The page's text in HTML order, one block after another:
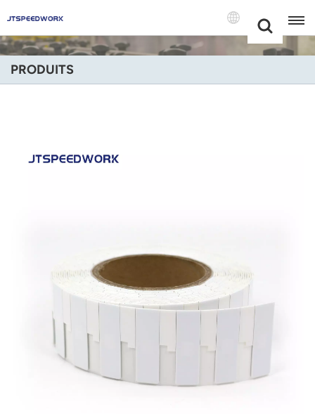
+86 -18681515767
English
Português
Nederland
PRODUITS